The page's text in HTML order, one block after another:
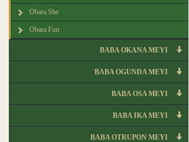
Obara She
Obara Fun
BABA OKANA MEYI
BABA OGUNDA MEYI
BABA OSA MEYI
BABA IKA MEYI
BABA OTRUPON MEYI